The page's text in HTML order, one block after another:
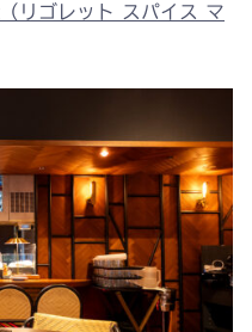
ゴレット スパイス マ